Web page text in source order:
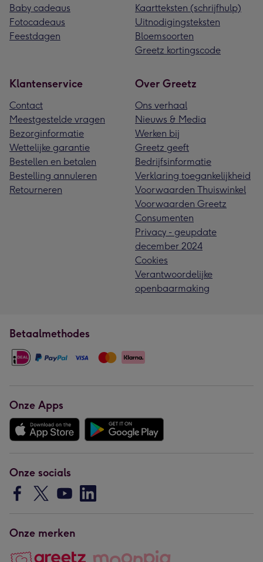
Baby cadeaus
Fotocadeaus
Feestdagen
Kaartteksten (schrijfhulp)
Uitnodigingsteksten
Bloemsoorten
Greetz kortingscode
Klantenservice
Contact
Meestgestelde vragen
Bezorginformatie
Wettelijke garantie
Bestellen en betalen
Bestelling annuleren
Retourneren
Over Greetz
Ons verhaal
Nieuws & Media
Werken bij
Greetz geeft
Bedrijfsinformatie
Verklaring toegankelijkheid
Voorwaarden Thuiswinkel
Voorwaarden Greetz
Consumenten
Privacy - geupdate
december 2024
Cookies
Verantwoordelijke
openbaarmaking
Betaalmethodes
Onze Apps
Onze socials
Onze merken